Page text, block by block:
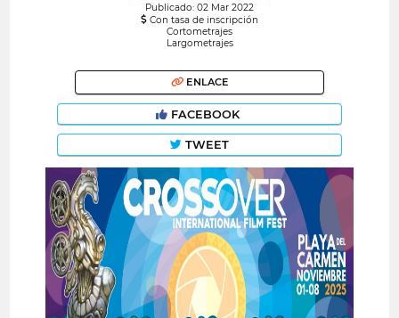
Publicado: 02 Mar 2022
Con tasa de inscripción
Cortometrajes
Largometrajes
ENLACE
FACEBOOK
TWEET